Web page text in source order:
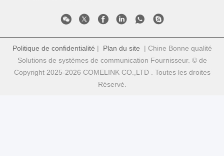
Politique de confidentialité | Plan du site | Chine Bonne qualité
Solutions de systèmes de communication Fournisseur. © de
Copyright 2025-2026 COMELINK CO.,LTD . Toutes les droites
Réservé.